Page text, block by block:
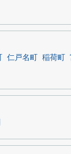
仁戸名町 稲荷町